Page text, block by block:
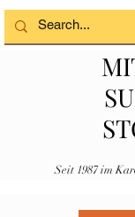
Seit 1987 im